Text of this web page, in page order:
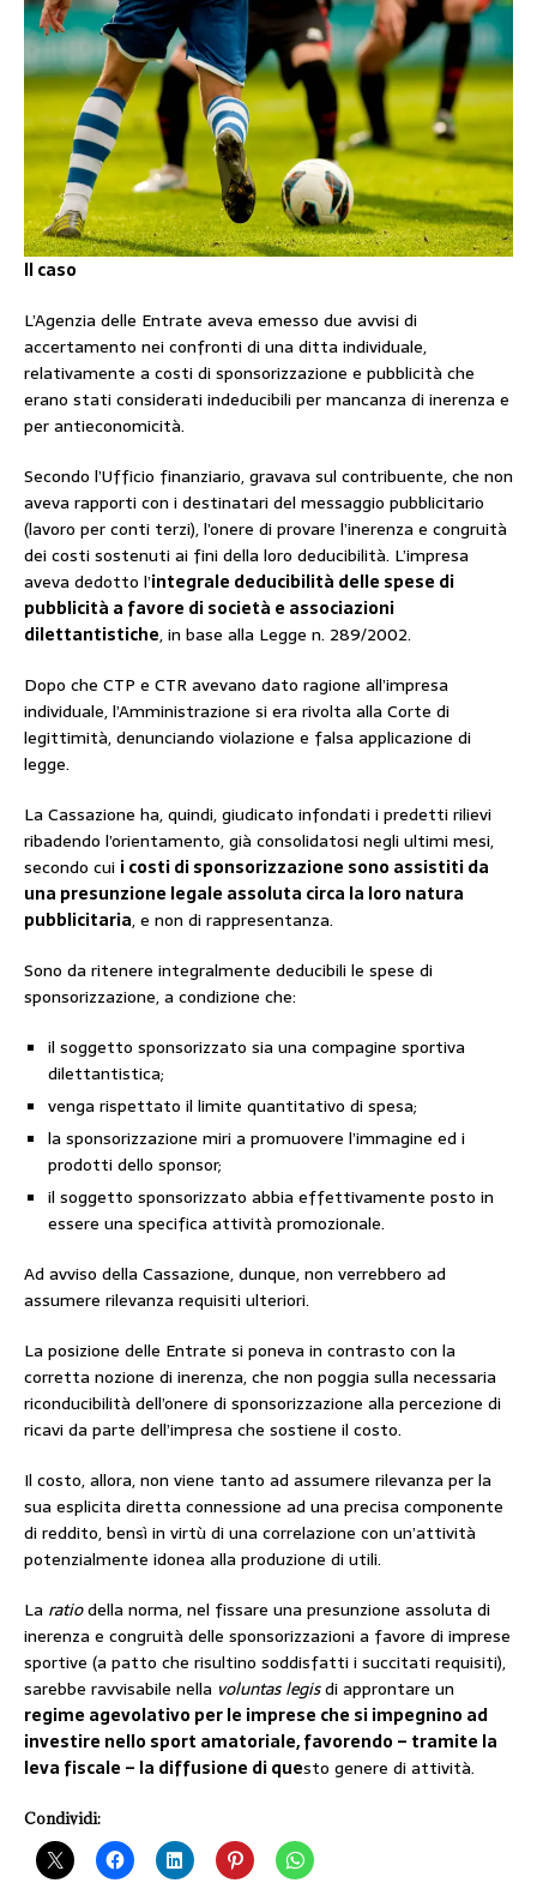
Il caso
L’Agenzia delle Entrate aveva emesso due avvisi di
accertamento nei confronti di una ditta individuale,
relativamente a costi di sponsorizzazione e pubblicità che
erano stati considerati indeducibili per mancanza di inerenza e
per antieconomicità.
Secondo l’Ufficio finanziario, gravava sul contribuente, che non
aveva rapporti con i destinatari del messaggio pubblicitario
(lavoro per conti terzi), l’onere di provare l’inerenza e congruità
dei costi sostenuti ai fini della loro deducibilità. L’impresa
aveva dedotto l’integrale deducibilità delle spese di
pubblicità a favore di società e associazioni
dilettantistiche, in base alla Legge n. 289/2002.
Dopo che CTP e CTR avevano dato ragione all’impresa
individuale, l’Amministrazione si era rivolta alla Corte di
legittimità, denunciando violazione e falsa applicazione di
legge.
La Cassazione ha, quindi, giudicato infondati i predetti rilievi
ribadendo l’orientamento, già consolidatosi negli ultimi mesi,
secondo cui i costi di sponsorizzazione sono assistiti da
una presunzione legale assoluta circa la loro natura
pubblicitaria, e non di rappresentanza.
Sono da ritenere integralmente deducibili le spese di
sponsorizzazione, a condizione che:
il soggetto sponsorizzato sia una compagine sportiva
dilettantistica;
venga rispettato il limite quantitativo di spesa;
la sponsorizzazione miri a promuovere l’immagine ed i
prodotti dello sponsor;
il soggetto sponsorizzato abbia effettivamente posto in
essere una specifica attività promozionale.
Ad avviso della Cassazione, dunque, non verrebbero ad
assumere rilevanza requisiti ulteriori.
La posizione delle Entrate si poneva in contrasto con la
corretta nozione di inerenza, che non poggia sulla necessaria
riconducibilità dell’onere di sponsorizzazione alla percezione di
ricavi da parte dell’impresa che sostiene il costo.
Il costo, allora, non viene tanto ad assumere rilevanza per la
sua esplicita diretta connessione ad una precisa componente
di reddito, bensì in virtù di una correlazione con un’attività
potenzialmente idonea alla produzione di utili.
La ratiodella norma, nel fissare una presunzione assoluta di
inerenza e congruità delle sponsorizzazioni a favore di imprese
sportive (a patto che risultino soddisfatti i succitati requisiti),
sarebbe ravvisabile nella voluntas legisdi approntare un
regime agevolativo per le imprese che si impegnino ad
investire nello sport amatoriale, favorendo – tramite la
leva fiscale – la diffusione di questo genere di attività.
Condividi: